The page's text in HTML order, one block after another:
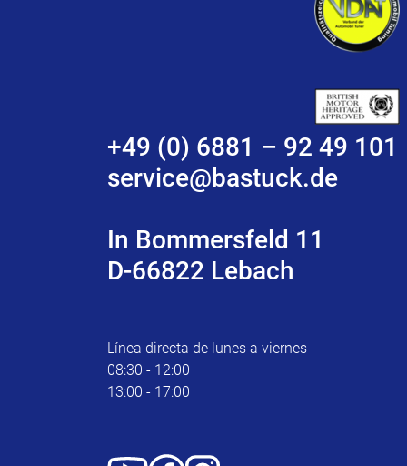
+49 (0) 6881 – 92 49 101
service@bastuck.de
In Bommersfeld 11
D-66822 Lebach
Línea directa de lunes a viernes
08:30 - 12:00
13:00 - 17:00